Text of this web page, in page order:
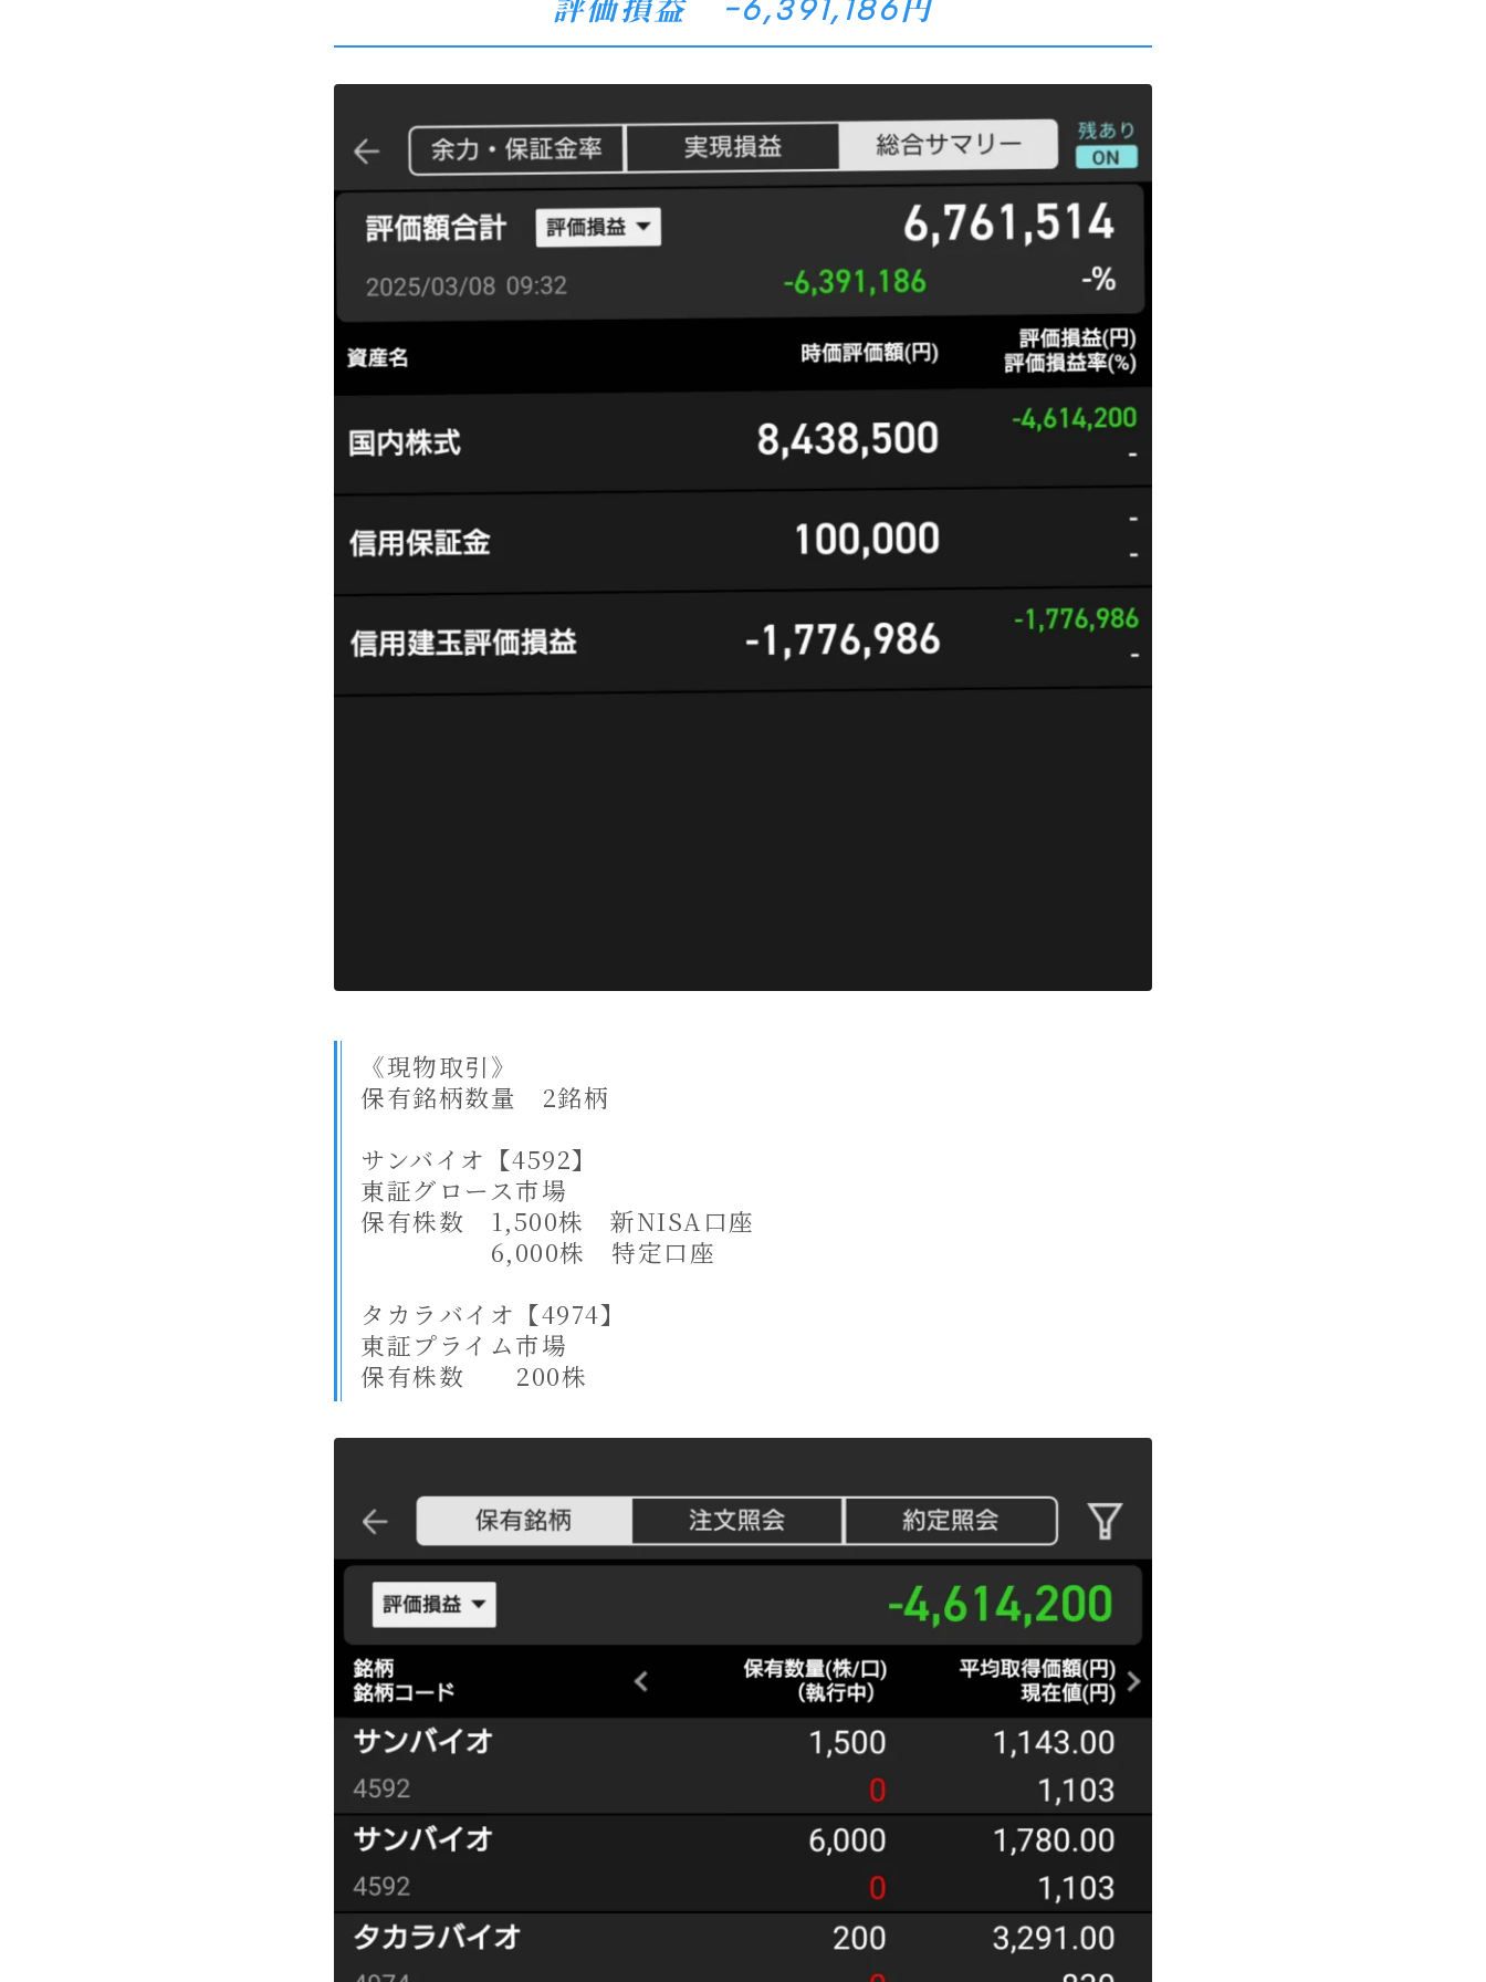
評価損益 −6,391,186円
《現物取引》
保有銘柄数量 2銘柄
サンバイオ【4592】
東証グロース市場
保有株数 1,500株 新NISA口座
6,000株 特定口座
タカラバイオ【4974】
東証プライム市場
保有株数 200株